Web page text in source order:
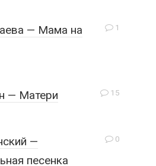
1
— Мама на
15
— Матери
0
—
песенка